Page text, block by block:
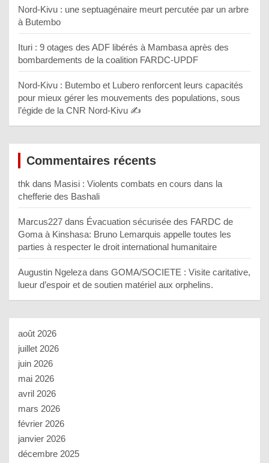
Nord-Kivu : une septuagénaire meurt percutée par un arbre
à Butembo
Ituri : 9 otages des ADF libérés à Mambasa après des
bombardements de la coalition FARDC-UPDF
Nord-Kivu : Butembo et Lubero renforcent leurs capacités
pour mieux gérer les mouvements des populations, sous
l’égide de la CNR Nord-Kivu ✍️
Commentaires récents
thk dans Masisi : Violents combats en cours dans la
chefferie des Bashali
Marcus227 dans Évacuation sécurisée des FARDC de
Goma à Kinshasa: Bruno Lemarquis appelle toutes les
parties à respecter le droit international humanitaire
Augustin Ngeleza dans GOMA/SOCIETE : Visite caritative,
lueur d’espoir et de soutien matériel aux orphelins.
août 2026
juillet 2026
juin 2026
mai 2026
avril 2026
mars 2026
février 2026
janvier 2026
décembre 2025